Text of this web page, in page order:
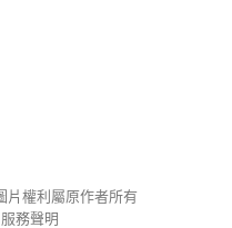
片權利屬原作者所有
服務聲明